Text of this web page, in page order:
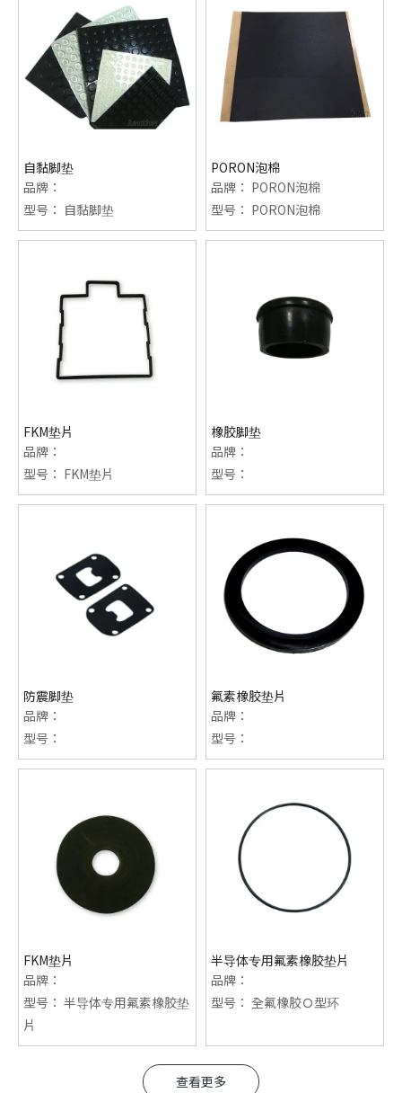
自黏脚垫
品牌：
型号： 自黏脚垫
PORON泡棉
品牌： PORON泡棉
型号： PORON泡棉
FKM垫片
品牌：
型号： FKM垫片
橡胶脚垫
品牌：
型号：
防震脚垫
品牌：
型号：
氟素橡胶垫片
品牌：
型号：
FKM垫片
品牌：
型号： 半导体专用氟素橡胶垫
片
半导体专用氟素橡胶垫片
品牌：
型号： 全氟橡胶Ｏ型环
查看更多